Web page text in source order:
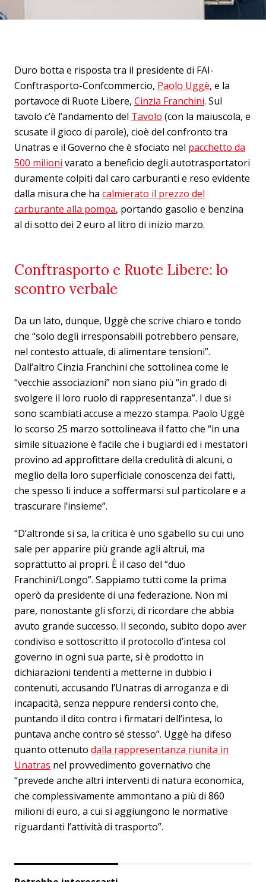
Duro botta e risposta tra il presidente di FAI-
Conftrasporto-Confcommercio, Paolo Uggè, e la
portavoce di Ruote Libere, Cinzia Franchini. Sul
tavolo c’è l’andamento del Tavolo (con la maiuscola, e
scusate il gioco di parole), cioè del confronto tra
Unatras e il Governo che è sfociato nel pacchetto da
500 milioni varato a beneficio degli autotrasportatori
duramente colpiti dal caro carburanti e reso evidente
dalla misura che ha calmierato il prezzo del
carburante alla pompa, portando gasolio e benzina
al di sotto dei 2 euro al litro di inizio marzo.
Conftrasporto e Ruote Libere: lo
scontro verbale
Da un lato, dunque, Uggè che scrive chiaro e tondo
che “solo degli irresponsabili potrebbero pensare,
nel contesto attuale, di alimentare tensioni”.
Dall’altro Cinzia Franchini che sottolinea come le
“vecchie associazioni” non siano più “in grado di
svolgere il loro ruolo di rappresentanza”. I due si
sono scambiati accuse a mezzo stampa. Paolo Uggè
lo scorso 25 marzo sottolineava il fatto che “in una
simile situazione è facile che i bugiardi ed i mestatori
provino ad approfittare della credulità di alcuni, o
meglio della loro superficiale conoscenza dei fatti,
che spesso li induce a soffermarsi sul particolare e a
trascurare l’insieme”.
“D’altronde si sa, la critica è uno sgabello su cui uno
sale per apparire più grande agli altrui, ma
soprattutto ai propri. È il caso del “duo
Franchini/Longo”. Sappiamo tutti come la prima
operò da presidente di una federazione. Non mi
pare, nonostante gli sforzi, di ricordare che abbia
avuto grande successo. Il secondo, subito dopo aver
condiviso e sottoscritto il protocollo d’intesa col
governo in ogni sua parte, si è prodotto in
dichiarazioni tendenti a metterne in dubbio i
contenuti, accusando l’Unatras di arroganza e di
incapacità, senza neppure rendersi conto che,
puntando il dito contro i firmatari dell’intesa, lo
puntava anche contro sé stesso”. Uggè ha difeso
quanto ottenuto dalla rappresentanza riunita in
Unatras nel provvedimento governativo che
“prevede anche altri interventi di natura economica,
che complessivamente ammontano a più di 860
milioni di euro, a cui si aggiungono le normative
riguardanti l’attività di trasporto”.